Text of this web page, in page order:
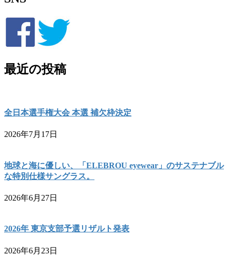
最近の投稿
全日本選手権大会 本選 補欠枠決定
2026年7月17日
地球と海に優しい、「ELEBROU eyewear」のサステナブル
な特別仕様サングラス。
2026年6月27日
2026年 東京支部予選リザルト発表
2026年6月23日